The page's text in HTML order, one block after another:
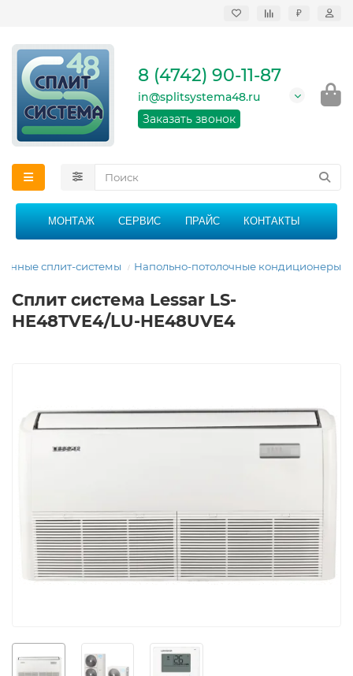
₽
кондиционеров в
области
График работы: 9:00 -
21:00 без перерыва и
8 (4742) 90-11-87
in@splitsystema48.ru
Заказать звонок
МОНТАЖ СЕРВИС ПРАЙС КОНТАКТЫ
сплит-системы Напольно-потолочные кондиционеры
Сплит система Lessar LS-
HE48TVE4/LU-HE48UVE4